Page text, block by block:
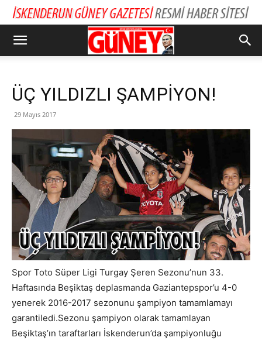
ÜÇ YILDIZLI ŞAMPİYON!
29 Mayıs 2017
Spor Toto Süper Ligi Turgay Şeren Sezonu’nun 33.
Haftasında Beşiktaş deplasmanda Gaziantepspor’u 4-0
yenerek 2016-2017 sezonunu şampiyon tamamlamayı
garantiledi.Sezonu şampiyon olarak tamamlayan
Beşiktaş’ın taraftarları İskenderun’da şampiyonluğu